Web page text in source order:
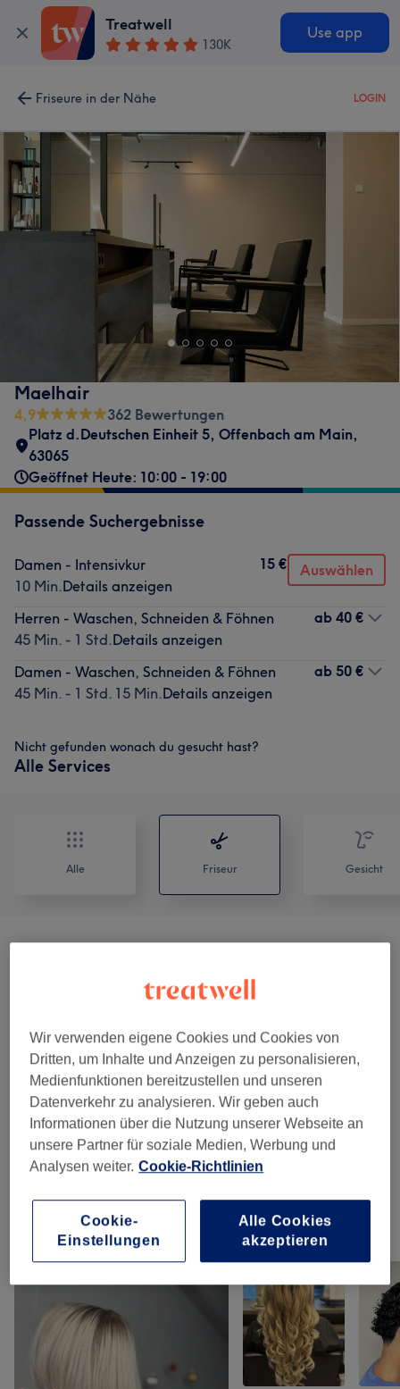
Treatwell
130K
Use app
Friseure in der Nähe LOGIN
Maelhair
4,9
362 Bewertungen
Platz d.Deutschen Einheit 5, Offenbach am Main,
63065
Geöffnet Heute: 10:00 - 19:00
Passende Suchergebnisse
Damen - Intensivkur
10 Min.Details anzeigen
15 € Auswählen
Herren - Waschen, Schneiden & Föhnen
45 Min. - 1 Std.Details anzeigen
ab 40 €
Damen - Waschen, Schneiden & Föhnen
45 Min. - 1 Std. 15 Min.Details anzeigen
ab 50 €
Nicht gefunden wonach du gesucht hast?
Alle Services
Alle Friseur Gesicht
Herren - Haarschnitte & Stylings (5)
Kinder - Haarschnitte & Stylings (1) 20 €
Damen - Farbe & Coloration (4) ab 70 €
Strähnen (3) ab 120 €
Haarkuren & Pflege (3)
Unsere Arbeit
Bild anklicken für weitere Details
Wir verwenden eigene Cookies und Cookies von
Dritten, um Inhalte und Anzeigen zu personalisieren,
Medienfunktionen bereitzustellen und unseren
Datenverkehr zu analysieren. Wir geben auch
Informationen über die Nutzung unserer Webseite an
unsere Partner für soziale Medien, Werbung und
Analysen weiter. Cookie-Richtlinien
Cookie-
Einstellungen
Alle Cookies
akzeptieren